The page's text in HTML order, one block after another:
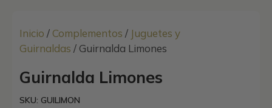
Inicio / Complementos / Juguetes y
Guirnaldas / Guirnalda Limones
Guirnalda Limones
SKU: GUILIMON